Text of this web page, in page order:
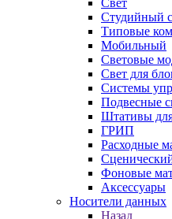
Свет
Студийный
Типовые
Мобильный
Световые
Свет для
Системы
Подвесные
Штативы
ГРИП
Расходные
Фоновые
Аксессуары
Носители данных
Назад